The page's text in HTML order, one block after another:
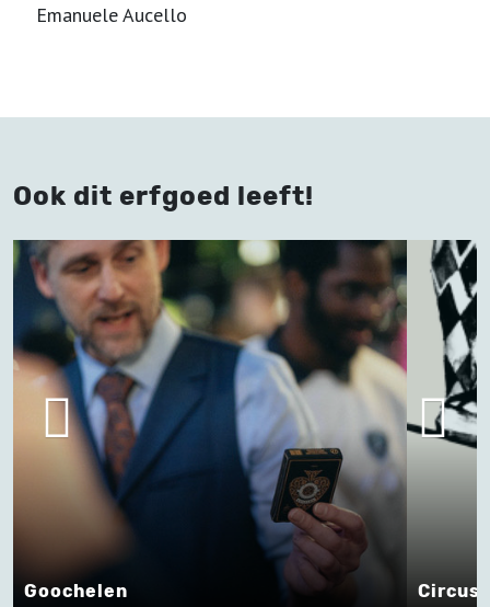
Emanuele Aucello
Ook dit erfgoed leeft!
Circus in Vlaanderen